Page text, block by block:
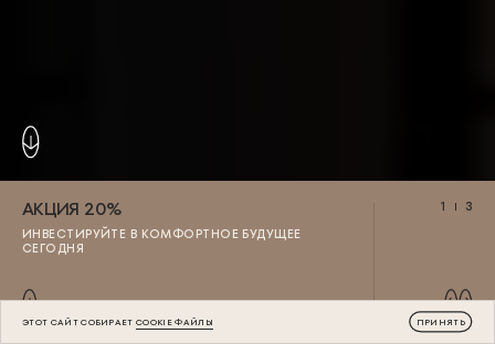
АКЦИЯ 20%
ИНВЕСТИРУЙТЕ В КОМФОРТНОЕ БУДУЩЕЕ
СЕГОДНЯ
1 3
ЭТОТ САЙТ СОБИРАЕТCOOKIE ФАЙЛЫ ПРИНЯТЬ